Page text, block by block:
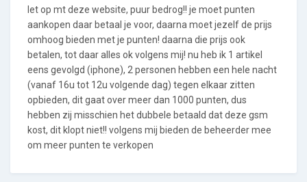
let op mt deze website, puur bedrog!! je moet punten
aankopen daar betaal je voor, daarna moet jezelf de prijs
omhoog bieden met je punten! daarna die prijs ook
betalen, tot daar alles ok volgens mij! nu heb ik 1 artikel
eens gevolgd (iphone), 2 personen hebben een hele nacht
(vanaf 16u tot 12u volgende dag) tegen elkaar zitten
opbieden, dit gaat over meer dan 1000 punten, dus
hebben zij misschien het dubbele betaald dat deze gsm
kost, dit klopt niet!! volgens mij bieden de beheerder mee
om meer punten te verkopen